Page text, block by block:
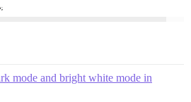
mode and bright white mode in